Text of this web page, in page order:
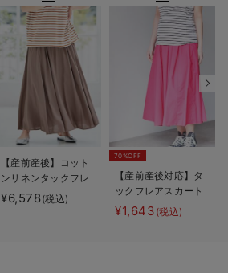
【産前産後】コット
ンリネンタックフレ
アスカート【出産後
も長く使える】
¥6,578(税込)
70%OFF
【産前産後対応】タ
ックフレアスカート
【出産後も長く使え
る】
¥1,643 (税込)